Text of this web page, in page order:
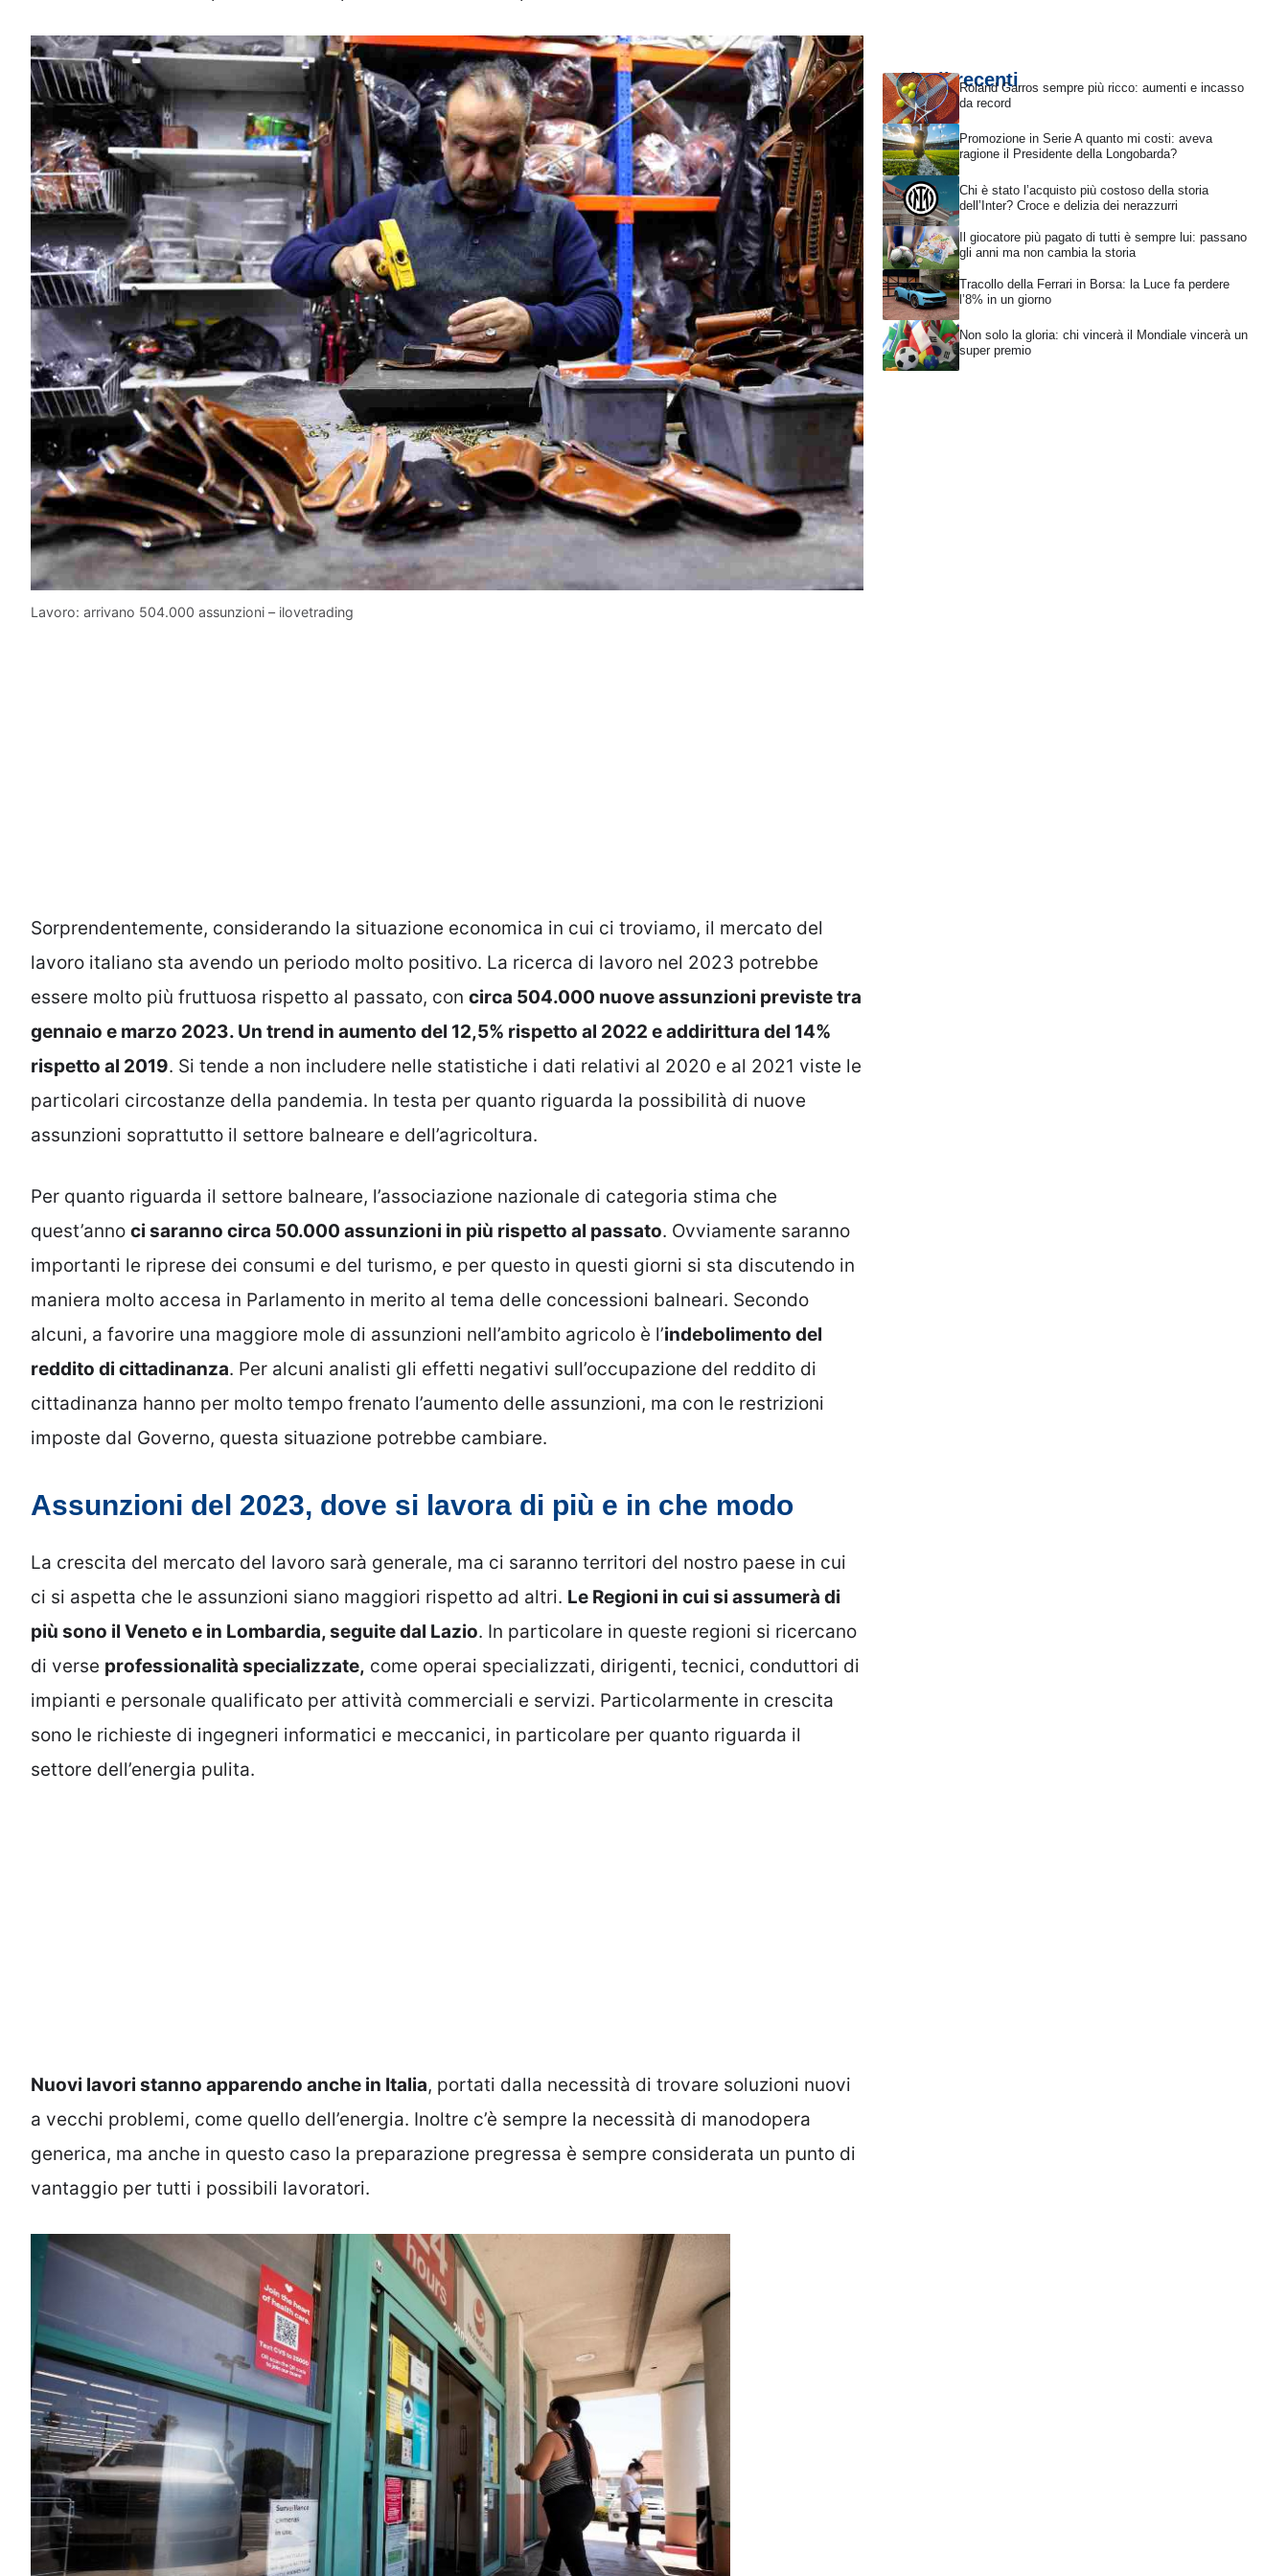
Lavoro: arrivano 504.000 assunzioni – ilovetrading
Sorprendentemente, considerando la situazione economica in cui ci troviamo, il mercato del
lavoro italiano sta avendo un periodo molto positivo. La ricerca di lavoro nel 2023 potrebbe
essere molto più fruttuosa rispetto al passato, con circa 504.000 nuove assunzioni previste tra
gennaio e marzo 2023. Un trend in aumento del 12,5% rispetto al 2022 e addirittura del 14%
rispetto al 2019. Si tende a non includere nelle statistiche i dati relativi al 2020 e al 2021 viste le
particolari circostanze della pandemia. In testa per quanto riguarda la possibilità di nuove
assunzioni soprattutto il settore balneare e dell’agricoltura.
Per quanto riguarda il settore balneare, l’associazione nazionale di categoria stima che
quest’anno ci saranno circa 50.000 assunzioni in più rispetto al passato. Ovviamente saranno
importanti le riprese dei consumi e del turismo, e per questo in questi giorni si sta discutendo in
maniera molto accesa in Parlamento in merito al tema delle concessioni balneari. Secondo
alcuni, a favorire una maggiore mole di assunzioni nell’ambito agricolo è l’indebolimento del
reddito di cittadinanza. Per alcuni analisti gli effetti negativi sull’occupazione del reddito di
cittadinanza hanno per molto tempo frenato l’aumento delle assunzioni, ma con le restrizioni
imposte dal Governo, questa situazione potrebbe cambiare.
Assunzioni del 2023, dove si lavora di più e in che modo
La crescita del mercato del lavoro sarà generale, ma ci saranno territori del nostro paese in cui
ci si aspetta che le assunzioni siano maggiori rispetto ad altri. Le Regioni in cui si assumerà di
più sono il Veneto e in Lombardia, seguite dal Lazio. In particolare in queste regioni si ricercano
di verse professionalità specializzate, come operai specializzati, dirigenti, tecnici, conduttori di
impianti e personale qualificato per attività commerciali e servizi. Particolarmente in crescita
sono le richieste di ingegneri informatici e meccanici, in particolare per quanto riguarda il
settore dell’energia pulita.
Nuovi lavori stanno apparendo anche in Italia, portati dalla necessità di trovare soluzioni nuovi
a vecchi problemi, come quello dell’energia. Inoltre c’è sempre la necessità di manodopera
generica, ma anche in questo caso la preparazione pregressa è sempre considerata un punto di
vantaggio per tutti i possibili lavoratori.
Articoli recentiRoland Garros sempre più ricco: aumenti e incasso
da record
Promozione in Serie A quanto mi costi: aveva
ragione il Presidente della Longobarda?
Chi è stato l’acquisto più costoso della storia
dell’Inter? Croce e delizia dei nerazzurri
Il giocatore più pagato di tutti è sempre lui: passano
gli anni ma non cambia la storia
Tracollo della Ferrari in Borsa: la Luce fa perdere
l’8% in un giorno
Non solo la gloria: chi vincerà il Mondiale vincerà un
super premio